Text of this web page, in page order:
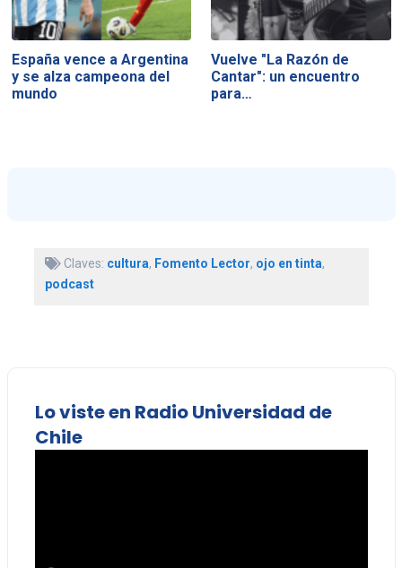
España vence a Argentina
y se alza campeona del
mundo
Vuelve "La Razón de
Cantar": un encuentro
para…
Claves: cultura, Fomento Lector, ojo en tinta,
podcast
Lo viste en Radio Universidad de
Chile